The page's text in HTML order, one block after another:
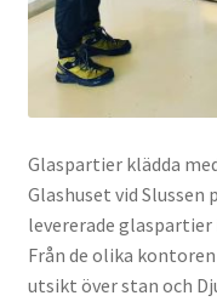
Glaspartier klädda
Glashuset vid Slussen
levererade
Från de olika
utsikt över stan och